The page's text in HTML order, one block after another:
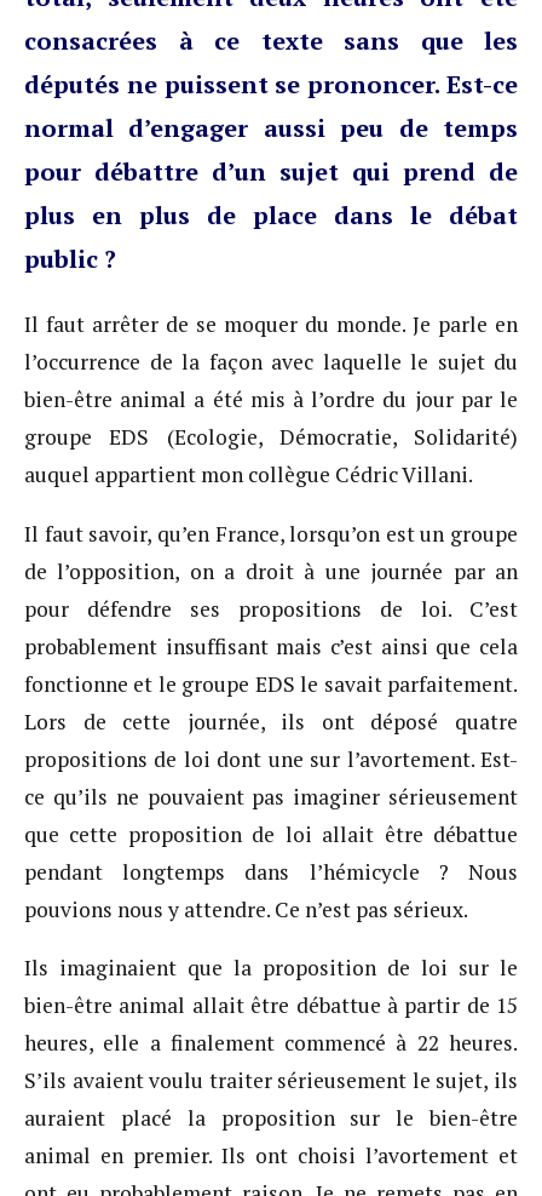
consacrées à ce texte sans que les
députés ne puissent se prononcer. Est-ce
normal d’engager aussi peu de temps
pour débattre d’un sujet qui prend de
plus en plus de place dans le débat
public ?
Il faut arrêter de se moquer du monde. Je parle en
l’occurrence de la façon avec laquelle le sujet du
bien-être animal a été mis à l’ordre du jour par le
groupe EDS (Ecologie, Démocratie, Solidarité)
auquel appartient mon collègue Cédric Villani.
Il faut savoir, qu’en France, lorsqu’on est un groupe
de l’opposition, on a droit à une journée par an
pour défendre ses propositions de loi. C’est
probablement insuffisant mais c’est ainsi que cela
fonctionne et le groupe EDS le savait parfaitement.
Lors de cette journée, ils ont déposé quatre
propositions de loi dont une sur l’avortement. Est-
ce qu’ils ne pouvaient pas imaginer sérieusement
que cette proposition de loi allait être débattue
pendant longtemps dans l’hémicycle ? Nous
pouvions nous y attendre. Ce n’est pas sérieux.
Ils imaginaient que la proposition de loi sur le
bien-être animal allait être débattue à partir de 15
heures, elle a finalement commencé à 22 heures.
S’ils avaient voulu traiter sérieusement le sujet, ils
auraient placé la proposition sur le bien-être
animal en premier. Ils ont choisi l’avortement et